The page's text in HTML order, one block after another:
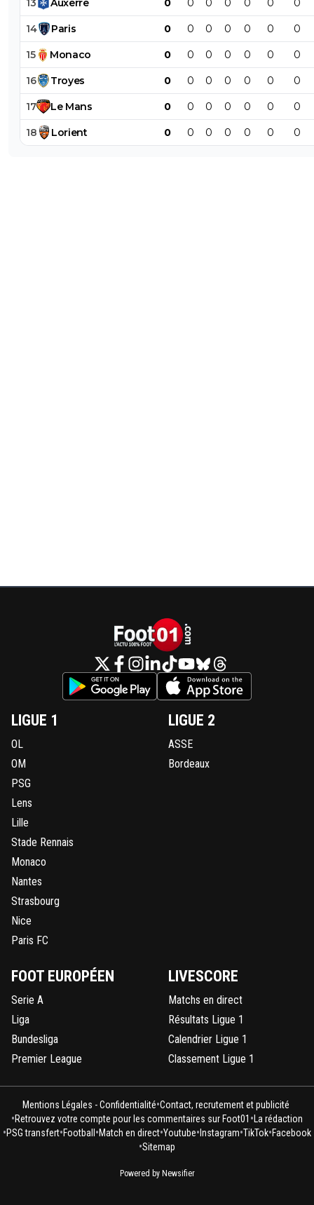
13 Auxerre 0 0 0 0 0 0 0
14 Paris 0 0 0 0 0 0 0
15 Monaco 0 0 0 0 0 0 0
16 Troyes 0 0 0 0 0 0 0
17 Le Mans 0 0 0 0 0 0 0
18 Lorient 0 0 0 0 0 0 0
LIGUE 1
OL
OM
PSG
Lens
Lille
Stade Rennais
Monaco
Nantes
Strasbourg
Nice
Paris FC
LIGUE 2
ASSE
Bordeaux
FOOT EUROPÉEN
Serie A
Liga
Bundesliga
Premier League
LIVESCORE
Matchs en direct
Résultats Ligue 1
Calendrier Ligue 1
Classement Ligue 1
Mentions Légales - Confidentialité•Contact, recrutement et publicité
•Retrouvez votre compte pour les commentaires sur Foot01 •La rédaction
•PSG transfert•Football •Match en direct•Youtube• Instagram•TikTok•Facebook
•Sitemap
Powered by Newsifier